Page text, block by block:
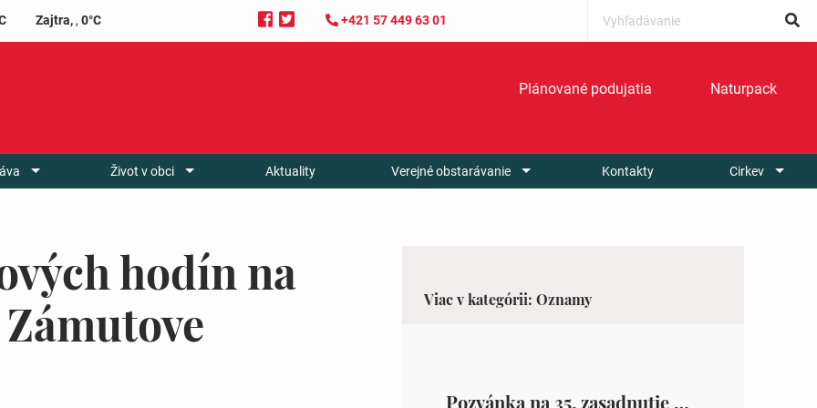
Zajtra,, 0°C +421 57 449 63 01
Plánované podujatia Naturpack
Život v obci Aktuality Verejné obstarávanie Kontakty Cirkev
hodín na
Viac v kategórii: Oznamy
Pozvánka na 35. zasadnutie OZ v Zámutove